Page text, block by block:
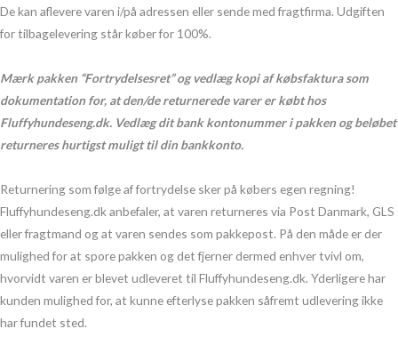
De kan aflevere varen i/på adressen eller sende med fragtfirma. Udgiften
for tilbagelevering står køber for 100%.
Mærk pakken “Fortrydelsesret” og vedlæg kopi af købsfaktura som
dokumentation for, at den/de returnerede varer er købt hos
Fluffyhundeseng.dk. Vedlæg dit bank kontonummer i pakken og beløbet
returneres hurtigst muligt til din bankkonto.
Returnering som følge af fortrydelse sker på købers egen regning!
Fluffyhundeseng.dk anbefaler, at varen returneres via Post Danmark, GLS
eller fragtmand og at varen sendes som pakkepost. På den måde er der
mulighed for at spore pakken og det fjerner dermed enhver tvivl om,
hvorvidt varen er blevet udleveret til Fluffyhundeseng.dk. Yderligere har
kunden mulighed for, at kunne efterlyse pakken såfremt udlevering ikke
har fundet sted.